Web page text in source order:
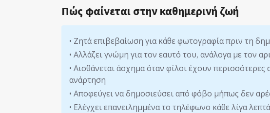
Πώς φαίνεται στην καθημερινή ζωή
• Ζητά επιβεβαίωση για κάθε φωτογραφία πριν τη
• Αλλάζει γνώμη για τον εαυτό του, ανάλογα με τον
• Αισθάνεται άσχημα όταν φίλοι έχουν
ανάρτηση
• Αποφεύγει να δημοσιεύσει από φόβο μήπως δεν
• Ελέγχει επανειλημμένα το τηλέφωνο κάθε λίγα